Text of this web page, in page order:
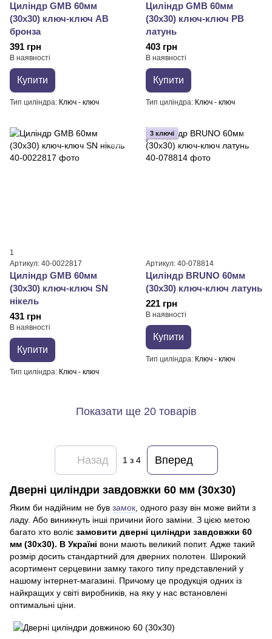
Циліндр GMB 60мм
(30х30) ключ-ключ AB
бронза
391 грн
В наявності
Купити
Тип циліндра Ключ - ключ
Циліндр GMB 60мм
(30х30) ключ-ключ PB
латунь
403 грн
В наявності
Купити
Тип циліндра Ключ - ключ
1
Артикул: 40-0022817
Циліндр GMB 60мм
(30х30) ключ-ключ SN
нікель
431 грн
В наявності
Купити
Тип циліндра Ключ - ключ
3 ключі
Артикул: 40-078814
Циліндр BRUNO 60мм
(30х30) ключ-ключ латунь
221 грн
В наявності
Купити
Тип циліндра Ключ - ключ
Показати ще 20 товарів
Назад 1 з 4 Вперед
Дверні циліндри завдовжки 60 мм (30х30)
Яким би надійним не був замок, одного разу він може вийти з
ладу. Або виникнуть інші причини його заміни. З цією метою
багато хто воліє замовити дверні циліндри завдовжки 60
мм (30х30). В Україні вони мають великий попит. Адже такий
розмір досить стандартний для дверних полотен. Широкий
асортимент серцевини замку такого типу представлений у
нашому інтернет-магазині. Причому це продукція одних із
найкращих у світі виробників, на яку у нас встановлені
оптимальні ціни.